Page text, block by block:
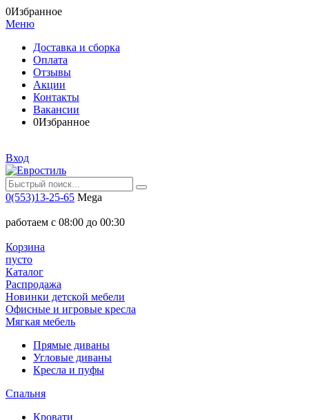
0Избранное
Меню
Доставка и сборка
Оплата
Отзывы
Акции
Контакты
Вакансии
0Избранное
Вход
0(553)13-25-65 Mega
работаем с 08:00 до 00:30
Корзина
пусто
Каталог
Распродажа
Новинки детской мебели
Офисные и игровые кресла
Мягкая мебель
Прямые диваны
Угловые диваны
Кресла и пуфы
Спальня
Кровати